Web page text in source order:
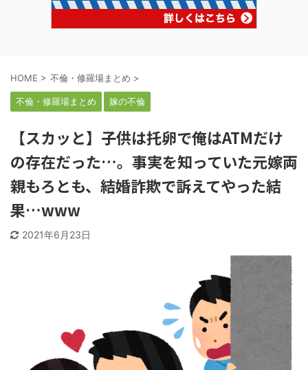
HOME > 不倫・修羅場まとめ >
不倫・修羅場まとめ 嫁の不倫
【スカッと】子供は托卵で俺はATMだけ
の存在だった…。事実を知っていた元嫁両
親もろとも、結婚詐欺で訴えてやった結
果…www
2021年6月23日